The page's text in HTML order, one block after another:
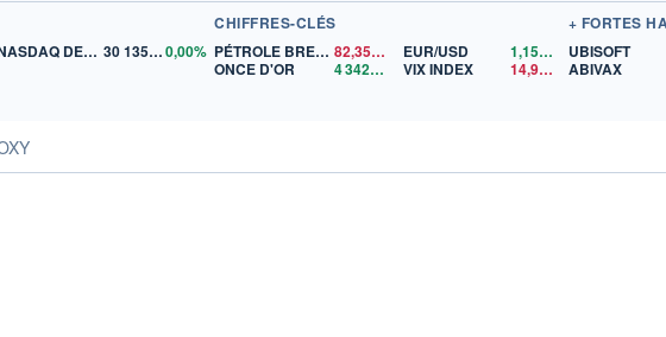
NASDAQ DEC26 30 135,000,00%
CHIFFRES-CLÉS
PÉTROLE BRENT
82,35
$US
ONCE D'OR
4 342,26 $US
EUR/USD 1,1559
$US
VIX INDEX
14,90$US
UBISOFT
ABIVAX